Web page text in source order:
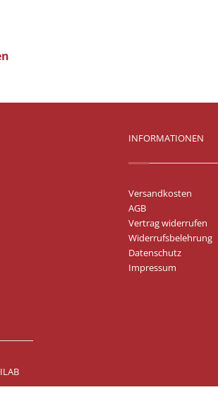
INFORMATIONEN
Versandkosten
AGB
Vertrag widerrufen
Widerrufsbelehrung
Datenschutz
Impressum